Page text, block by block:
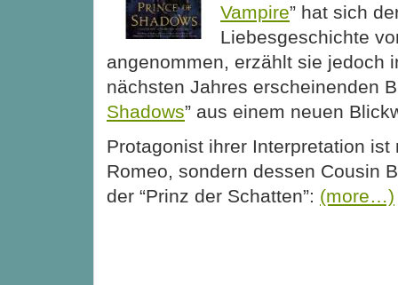
Vampire” hat sich
Liebesgeschichte
angenommen, erzählt sie jedoch
nächsten Jahres erscheinenden
Shadows” aus einem neuen
Protagonist ihrer Interpretation ist
Romeo, sondern dessen Cousin
der “Prinz der Schatten”: (more…)